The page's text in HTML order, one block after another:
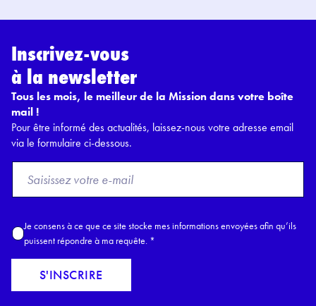
Inscrivez-vous
à la newsletter
Tous les mois, le meilleur de la Mission dans votre boîte
mail !
Pour être informé des actualités, laissez-nous votre adresse email
via le formulaire ci-dessous.
o
E
m
a
l
A
c
c
Je consens à ce que ce site stocke mes informations envoyées afin qu’ils
puissent répondre à ma requête. *
S'INSCRIRE